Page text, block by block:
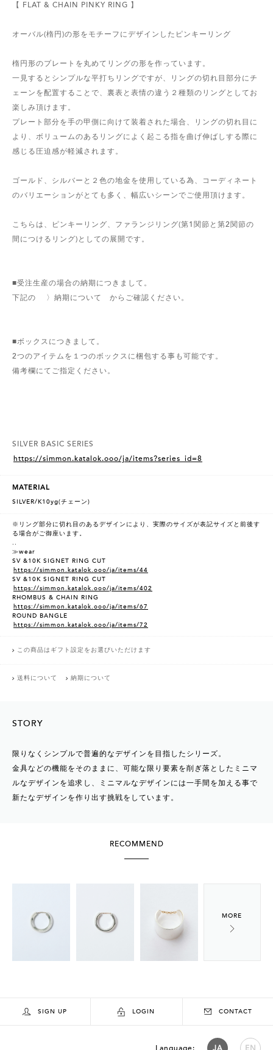
【 FLAT & CHAIN PINKY RING 】
オーバル(楕円)の形をモチーフにデザインしたピンキーリング
楕円形のプレートを丸めてリングの形を作っています。
一見するとシンプルな平打ちリングですが、リングの切れ目部分にチ
ェーンを配置することで、裏表と表情の違う２種類のリングとしてお
楽しみ頂けます。
プレート部分を手の甲側に向けて装着された場合、リングの切れ目に
より、ボリュームのあるリングによく起こる指を曲げ伸ばしする際に
感じる圧迫感が軽減されます。
ゴールド、シルバーと２色の地金を使用している為、コーディネート
のバリエーションがとても多く、幅広いシーンでご使用頂けます。
こちらは、ピンキーリング、ファランジリング(第1関節と第2関節の
間につけるリング)としての展開です。
■受注生産の場合の納期につきまして。
下記の 〉納期について からご確認ください。
■ボックスにつきまして。
2つのアイテムを１つのボックスに梱包する事も可能です。
備考欄にてご指定ください。
SILVER BASIC SERIES
https://simmon.katalok.ooo/ja/items?series_id=8
MATERIAL
SILVER/K10yg(チェーン)
※リング部分に切れ目のあるデザインにより、実際のサイズが表記サイズと前後す
る場合がご御座います。
..
≫wear
SV &10K SIGNET RING CUT
https://simmon.katalok.ooo/ja/items/44
SV &10K SIGNET RING CUT
https://simmon.katalok.ooo/ja/items/402
RHOMBUS & CHAIN RING
https://simmon.katalok.ooo/ja/items/67
ROUND BANGLE
https://simmon.katalok.ooo/ja/items/72
この商品はギフト設定をお選びいただけます
送料について 納期について
STORY
限りなくシンプルで普遍的なデザインを目指したシリーズ。
金具などの機能をそのままに、可能な限り要素を削ぎ落としたミニマ
ルなデザインを追求し、ミニマルなデザインには一手間を加える事で
新たなデザインを作り出す挑戦をしています。
RECOMMEND
SIGN UP LOGIN CONTACT
Language: JA EN